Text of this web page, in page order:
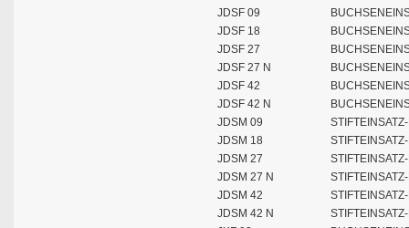
JDSF 09
JDSF 18
JDSF 27
JDSF 27 N
JDSF 42
JDSF 42 N
JDSM 09
JDSM 18
JDSM 27
JDSM 27 N
JDSM 42
JDSM 42 N